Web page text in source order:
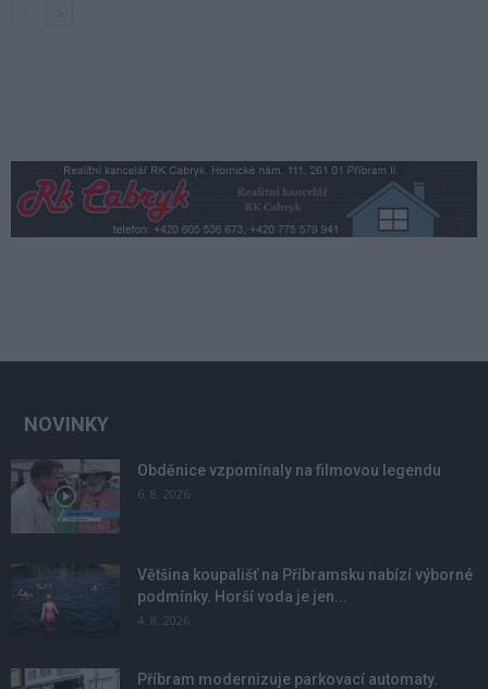
NOVINKY
Obděnice vzpomínaly na filmovou legendu
6. 8. 2026
Většina koupališť na Příbramsku nabízí výborné
podmínky. Horší voda je jen...
4. 8. 2026
Příbram modernizuje parkovací automaty.